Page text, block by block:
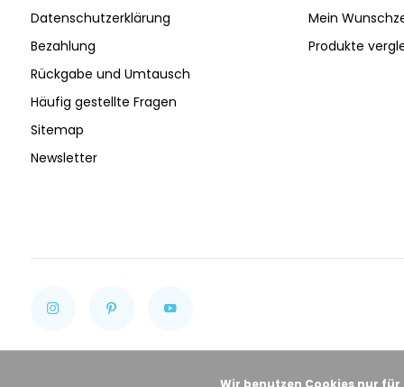
Datenschutzerklärung
Bezahlung
Rückgabe und Umtausch
Häufig gestellte Fragen
Sitemap
Newsletter
Mein
Produkte
Wir benutzen Cookies nur für